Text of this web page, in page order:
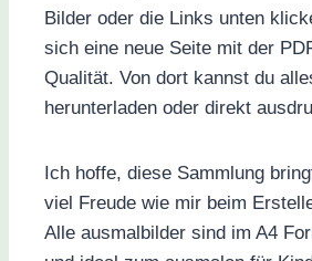
Bilder oder die Links unten
sich eine neue Seite mit der
Qualität. Von dort kannst du
herunterladen oder direkt
Ich hoffe, diese Sammlung
viel Freude wie mir beim
Alle ausmalbilder sind im A4